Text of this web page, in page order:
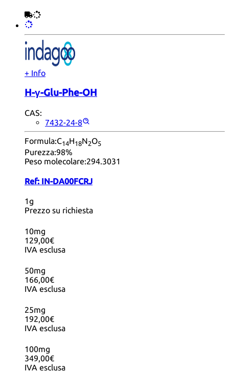
+ Info
H-γ-Glu-Phe-OH
CAS:
7432-24-8
Formula:C14H18N2O5
Purezza:98%
Peso molecolare:294.3031
Ref: IN-DA00FCRJ
1g
Prezzo su richiesta
10mg
129,00€
IVA esclusa
50mg
166,00€
IVA esclusa
25mg
192,00€
IVA esclusa
100mg
349,00€
IVA esclusa